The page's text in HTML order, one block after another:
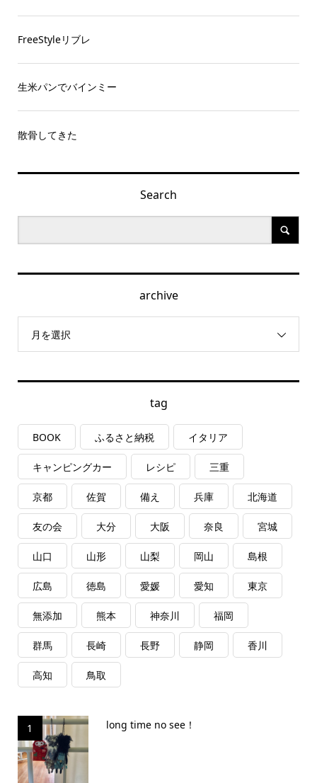
FreeStyleリブレ
生米パンでバインミー
散骨してきた
Search
archive
月を選択
tag
BOOK ふるさと納税 イタリア
キャンピングカー レシピ 三重
京都 佐賀 備え 兵庫 北海道
友の会 大分 大阪 奈良 宮城
山口 山形 山梨 岡山 島根
広島 徳島 愛媛 愛知 東京
無添加 熊本 神奈川 福岡
群馬 長崎 長野 静岡 香川
高知 鳥取
1 long time no see！